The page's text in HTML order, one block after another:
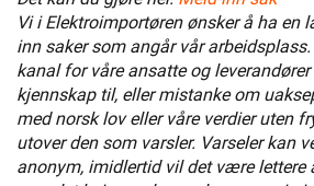
Vi i Elektroimportøren ønsker å ha en
inn saker som angår vår
kanal for våre ansatte og
kjennskap til, eller mistanke om
med norsk lov eller våre verdier uten
utover den som varsler. Varseler kan
anonym, imidlertid vil det være lettere